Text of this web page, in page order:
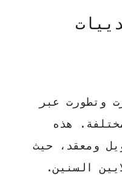
وتطورت عبر
هذه
ومعقد، حيث
السنين.